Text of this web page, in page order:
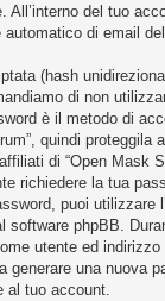
All’interno del tuo
automatico di email
(hash
di non
è il metodo di
quindi proteggila
di “Open Mask
richiedere la tua
puoi utilizzare
software phpBB.
utente ed indirizzo
generare una nuova
al tuo account.